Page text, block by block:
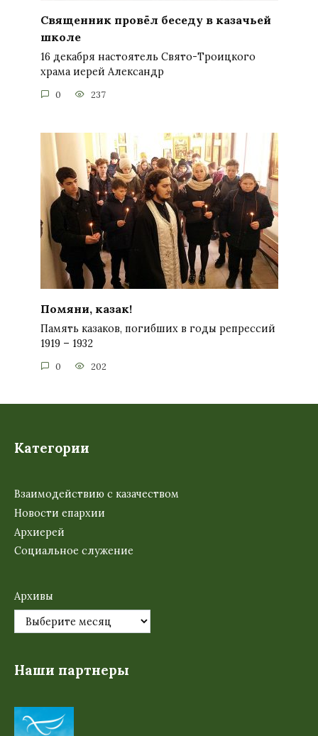
Священник провёл беседу в казачьей
школе
16 декабря настоятель Свято-Троицкого
храма иерей Александр
0 237
Помяни, казак!
Память казаков, погибших в годы репрессий
1919 – 1932
0 202
Категории
Взаимодействию с казачеством
Новости епархии
Архиерей
Социальное служение
Архивы
Наши партнеры